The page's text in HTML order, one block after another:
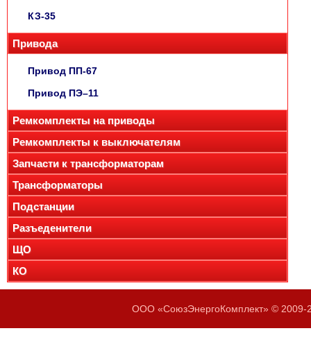
КЗ-35
Привода
Привод ПП-67
Привод ПЭ–11
Ремкомплекты на приводы
Ремкомплекты к выключателям
Запчасти к трансформаторам
Трансформаторы
Подстанции
Разъеденители
ЩО
КО
ООО «СоюзЭнергоКомплект» © 2009-